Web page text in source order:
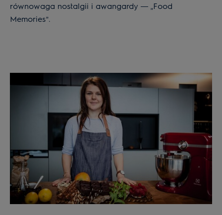
równowaga nostalgii i awangardy ― „Food
Memories”.